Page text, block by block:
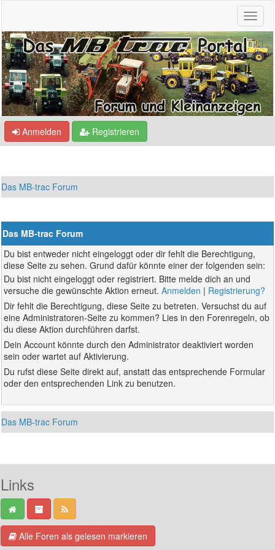
Anmelden Registrieren
Das MB-trac Forum
Das MB-trac Forum
Du bist entweder nicht eingeloggt oder dir fehlt die Berechtigung,
diese Seite zu sehen. Grund dafür könnte einer der folgenden sein:
Du bist nicht eingeloggt oder registriert. Bitte melde dich an und
versuche die gewünschte Aktion erneut.Anmelden | Registrierung?
Dir fehlt die Berechtigung, diese Seite zu betreten. Versuchst du auf
eine Administratoren-Seite zu kommen? Lies in den Forenregeln, ob
du diese Aktion durchführen darfst.
Dein Account könnte durch den Administrator deaktiviert worden
sein oder wartet auf Aktivierung.
Du rufst diese Seite direkt auf, anstatt das entsprechende Formular
oder den entsprechenden Link zu benutzen.
Das MB-trac Forum
Links
Alle Foren als gelesen markieren